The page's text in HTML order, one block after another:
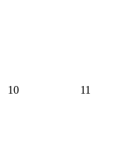
10 11